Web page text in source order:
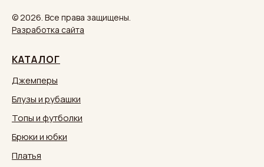
© 2026. Все права защищены.
Разработка сайта
КАТАЛОГ
Джемперы
Блузы и рубашки
Топы и футболки
Брюки и юбки
Платья